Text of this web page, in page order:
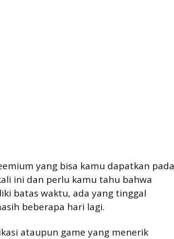
yang bisa kamu dapatkan pada
ini dan perlu kamu tahu bahwa
batas waktu, ada yang tinggal
beberapa hari lagi.
ataupun game yang menerik